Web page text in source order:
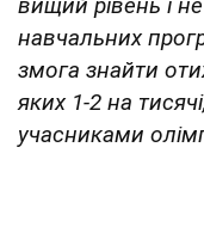
навчальних
змога знайти
яких 1-2 на
учасниками